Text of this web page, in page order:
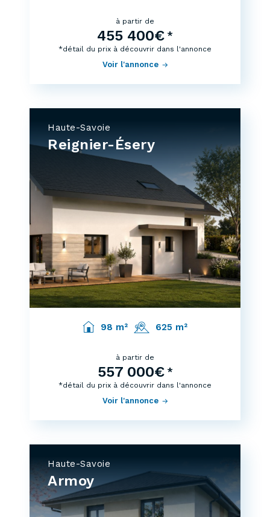
à partir de
455 400€ *
Voir l'annonce
*détail du prix à découvrir dans l'annonce
Haute-Savoie
Reignier-Ésery
98 m² 625 m²
à partir de
557 000€ *
Voir l'annonce
*détail du prix à découvrir dans l'annonce
Haute-Savoie
Armoy